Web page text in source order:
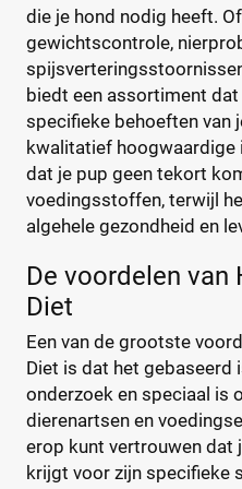
die je hond nodig heeft.
gewichtscontrole,
biedt een assortiment
specifieke behoeften van
kwalitatief hoogwaardige
dat je pup geen tekort
voedingsstoffen, terwijl
algehele gezondheid en
De voordelen van
Diet
Een van de grootste
Diet is dat het
onderzoek en speciaal is
dierenartsen en
erop kunt vertrouwen dat
krijgt voor zijn specifieke